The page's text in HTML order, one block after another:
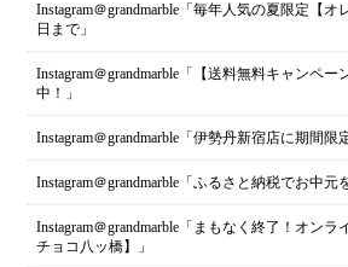
Instagram＠grandmarble「毎年人気の夏限定【
日まで」
Instagram＠grandmarble「【送料無料キャンペー
中！」
Instagram＠grandmarble「伊勢丹新宿店に期間限
Instagram＠grandmarble「ふるさと納税でお中元
Instagram＠grandmarble「まもなく終了！オン
チョコ八ッ橋】」